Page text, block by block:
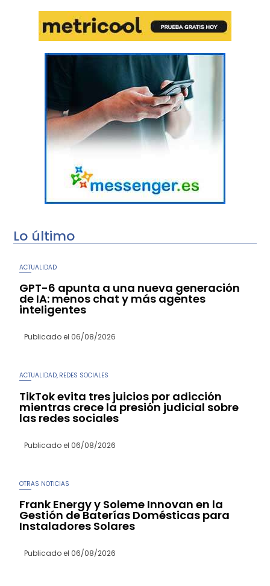
Lo último
ACTUALIDAD
GPT-6 apunta a una nueva generación
de IA: menos chat y más agentes
inteligentes
Publicado el 06/08/2026
ACTUALIDAD, REDES SOCIALES
TikTok evita tres juicios por adicción
mientras crece la presión judicial sobre
las redes sociales
Publicado el 06/08/2026
OTRAS NOTICIAS
Frank Energy y Soleme Innovan en la
Gestión de Baterías Domésticas para
Instaladores Solares
Publicado el 06/08/2026